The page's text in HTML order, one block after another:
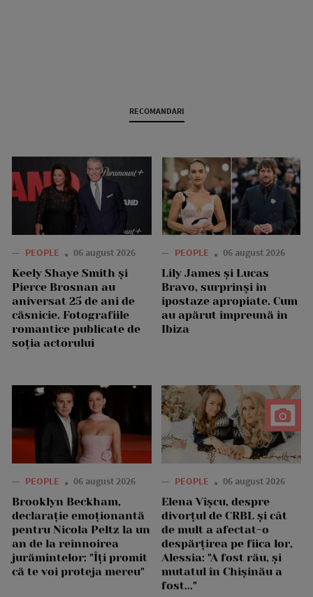
RECOMANDARI
— PEOPLE 06 august 2026
Keely Shaye Smith și
Pierce Brosnan au
aniversat 25 de ani de
căsnicie. Fotografiile
romantice publicate de
soția actorului
— PEOPLE 06 august 2026
Lily James și Lucas
Bravo, surprinși în
ipostaze apropiate. Cum
au apărut împreună în
Ibiza
— PEOPLE 06 august 2026
Brooklyn Beckham,
declarație emoționantă
pentru Nicola Peltz la un
an de la reînnoirea
jurămintelor: "Îți promit
că te voi proteja mereu"
— PEOPLE 06 august 2026
Elena Vîșcu, despre
divorțul de CRBL și cât
de mult a afectat-o
despărțirea pe fiica lor,
Alessia: "A fost rău, și
mutatul în Chișinău a
fost..."